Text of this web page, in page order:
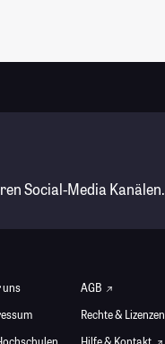
Social-Media Kanälen.
uns
AGB
Rechte & Lizenzen
Hilfe & Kontakt